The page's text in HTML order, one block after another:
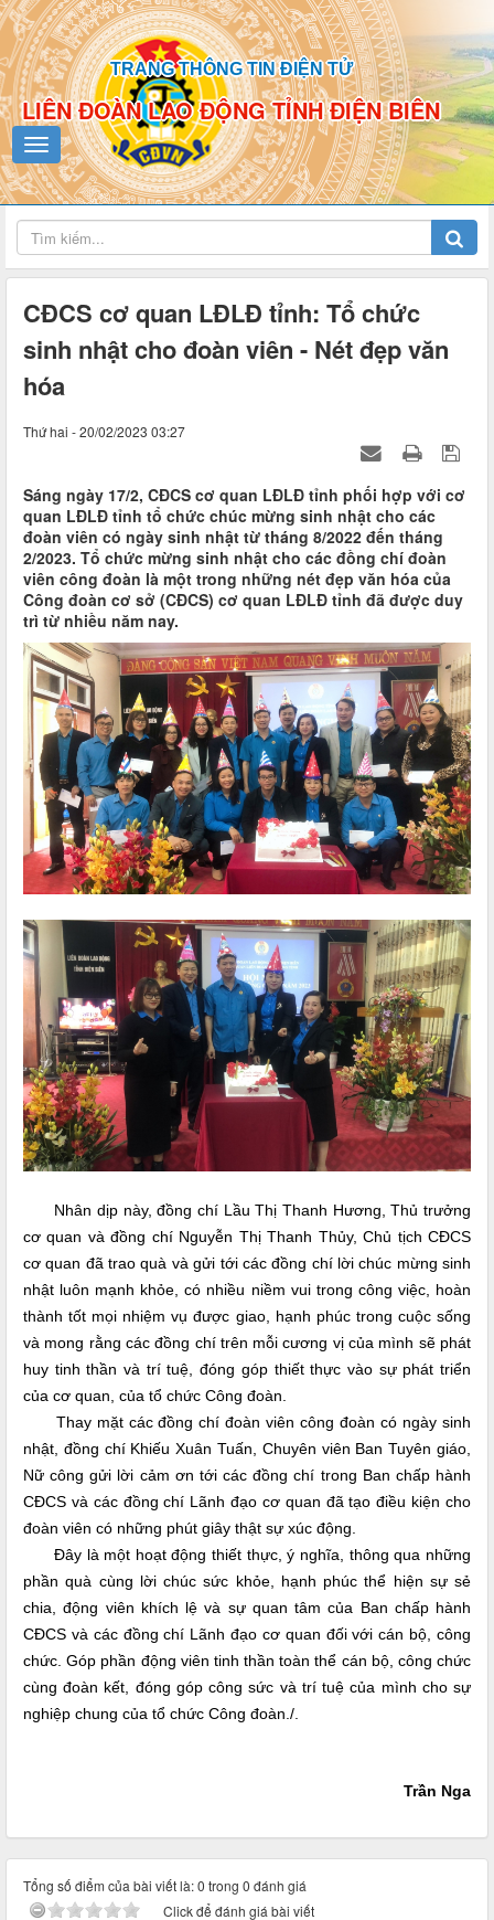
TRANG THÔNG TIN ĐIỆN TỬ
LIÊN ĐOÀN LAO ĐỘNG TỈNH ĐIỆN BIÊN
CĐCS cơ quan LĐLĐ tỉnh: Tổ chức
sinh nhật cho đoàn viên - Nét đẹp văn
hóa
Thứ hai - 20/02/2023 03:27
Sáng ngày 17/2, CĐCS cơ quan LĐLĐ tỉnh phối hợp với cơ
quan LĐLĐ tỉnh tổ chức chúc mừng sinh nhật cho các
đoàn viên có ngày sinh nhật từ tháng 8/2022 đến tháng
2/2023. Tổ chức mừng sinh nhật cho các đồng chí đoàn
viên công đoàn là một trong những nét đẹp văn hóa của
Công đoàn cơ sở (CĐCS) cơ quan LĐLĐ tỉnh đã được duy
trì từ nhiều năm nay.
Nhân dịp này, đồng chí Lầu Thị Thanh Hương, Thủ trưởng
cơ quan và đồng chí Nguyễn Thị Thanh Thủy, Chủ tịch CĐCS
cơ quan đã trao quà và gửi tới các đồng chí lời chúc mừng sinh
nhật luôn mạnh khỏe, có nhiều niềm vui trong công việc, hoàn
thành tốt mọi nhiệm vụ được giao, hạnh phúc trong cuộc sống
và mong rằng các đồng chí trên mỗi cương vị của mình sẽ phát
huy tinh thần và trí tuệ, đóng góp thiết thực vào sự phát triển
của cơ quan, của tổ chức Công đoàn.
Thay mặt các đồng chí đoàn viên công đoàn có ngày sinh
nhật, đồng chí Khiếu Xuân Tuấn, Chuyên viên Ban Tuyên giáo,
Nữ công gửi lời cảm ơn tới các đồng chí trong Ban chấp hành
CĐCS và các đồng chí Lãnh đạo cơ quan đã tạo điều kiện cho
đoàn viên có những phút giây thật sự xúc động.
Đây là một hoạt động thiết thực, ý nghĩa, thông qua những
phần quà cùng lời chúc sức khỏe, hạnh phúc thể hiện sự sẻ
chia, động viên khích lệ và sự quan tâm của Ban chấp hành
CĐCS và các đồng chí Lãnh đạo cơ quan đối với cán bộ, công
chức. Góp phần động viên tinh thần toàn thể cán bộ, công chức
cùng đoàn kết, đóng góp công sức và trí tuệ của mình cho sự
nghiệp chung của tổ chức Công đoàn./.
Trần Nga
Tổng số điểm của bài viết là: 0 trong 0 đánh giá
Click để đánh giá bài viết